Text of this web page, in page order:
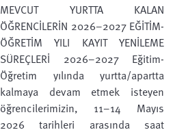
MEVCUT YURTTA KALAN
ÖĞRENCİLERİN 2026–2027 EĞİTİM-
ÖĞRETİM YILI KAYIT YENİLEME
SÜREÇLERİ 2026–2027 Eğitim-
Öğretim yılında yurtta/apartta
kalmaya devam etmek isteyen
öğrencilerimizin, 11–14 Mayıs
2026 tarihleri arasında saat